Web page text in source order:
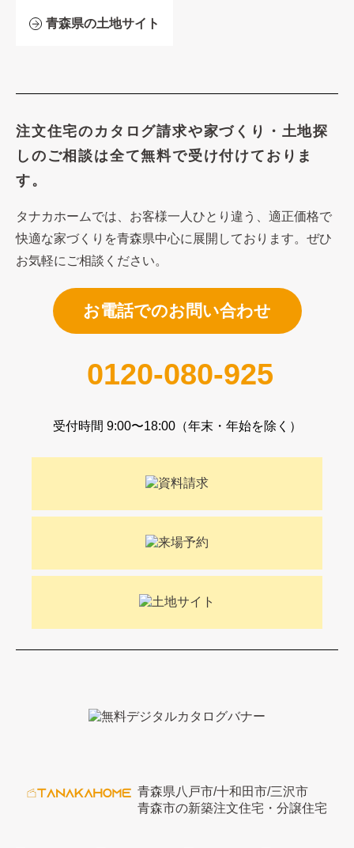
青森県の土地サイト
注文住宅のカタログ請求や家づくり・土地探
しのご相談は全て無料で受け付けておりま
す。
タナカホームでは、お客様一人ひとり違う、適正価格で
快適な家づくり を青森県中心に展開しております。ぜひ
お気軽にご相談ください。
お電話でのお問い合わせ
0120-080-925
受付時間 9:00〜18:00（年末・年始を除く）
青森県八戸市/十和田市/三沢市
青森市の新築注文住宅・分譲住宅